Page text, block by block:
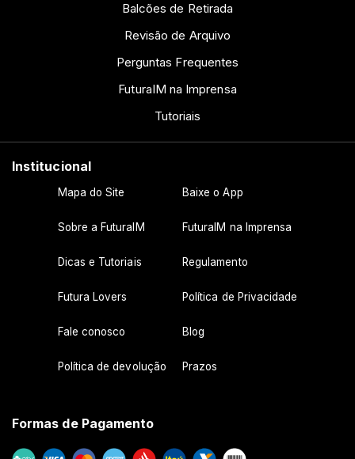
Balcões de Retirada
Revisão de Arquivo
Perguntas Frequentes
FuturaIM na Imprensa
Tutoriais
Institucional
Mapa do Site Baixe o App
Sobre a FuturaIM FuturaIM na Imprensa
Dicas e Tutoriais Regulamento
Futura Lovers Política de Privacidade
Fale conosco Blog
Política de devolução Prazos
Formas de Pagamento